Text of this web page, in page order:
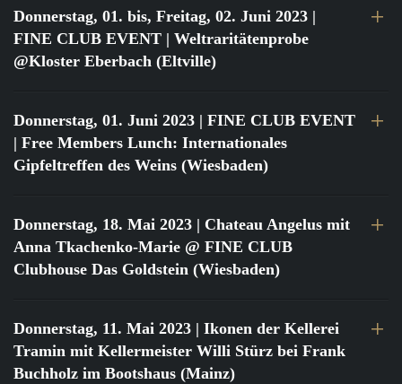
Donnerstag, 01. bis, Freitag, 02. Juni 2023 |
FINE CLUB EVENT | Weltraritätenprobe
@Kloster Eberbach (Eltville)
Donnerstag, 01. Juni 2023 | FINE CLUB EVENT
| Free Members Lunch: Internationales
Gipfeltreffen des Weins (Wiesbaden)
Donnerstag, 18. Mai 2023 | Chateau Angelus mit
Anna Tkachenko-Marie @ FINE CLUB
Clubhouse Das Goldstein (Wiesbaden)
Donnerstag, 11. Mai 2023 | Ikonen der Kellerei
Tramin mit Kellermeister Willi Stürz bei Frank
Buchholz im Bootshaus (Mainz)